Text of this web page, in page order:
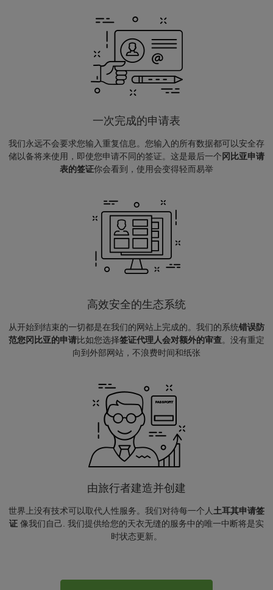
一次完成的申请表
我们永远不会要求您输入重复信息。您输入的所有数据都可以安全存
储以备将来使用，即使您申请不同的签证。这是最后一个 冈比亚申请
表的签证你会看到，使用会变得轻而易举
高效安全的生态系统
从开始到结束的一切都是在我们的网站上完成的。我们的系统错误防
范您冈比亚的申请比如您选择签证代理人会对额外的审查。没有重定
向到外部网站，不浪费时间和纸张
由旅行者建造并创建
世界上没有技术可以取代人性服务。我们对待每一个人 土耳其申请签
证 像我们自己. 我们提供给您的天衣无缝的服务中的唯一中断将是实
时状态更新。